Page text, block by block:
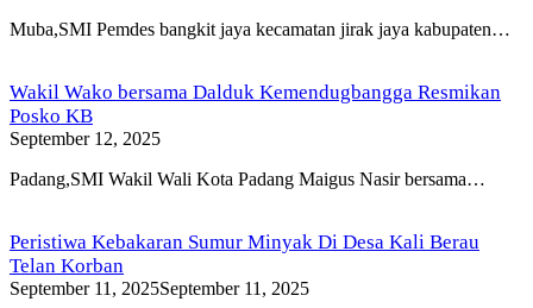
Muba,SMI Pemdes bangkit jaya kecamatan jirak jaya kabupaten…
Wakil Wako bersama Dalduk Kemendugbangga Resmikan
Posko KB
September 12, 2025
Padang,SMI Wakil Wali Kota Padang Maigus Nasir bersama…
Peristiwa Kebakaran Sumur Minyak Di Desa Kali Berau
Telan Korban
September 11, 2025September 11, 2025